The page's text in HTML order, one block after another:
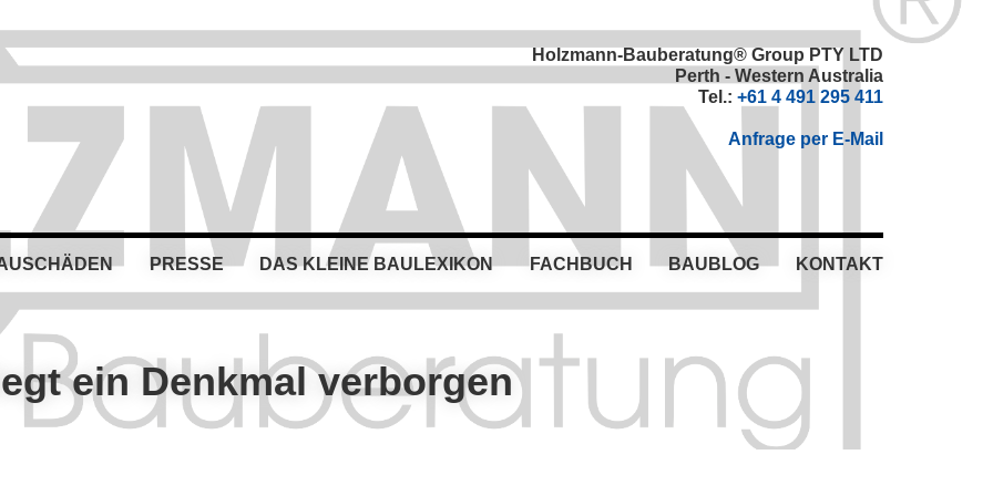
Holzmann-Bauberatung® Group PTY LTD
Perth - Western Australia
Tel.: +61 4 491 295 411
Anfrage per E-Mail
PRESSE DAS KLEINE BAULEXIKON FACHBUCH BAUBLOG KONTAKT
ein Denkmal verborgen